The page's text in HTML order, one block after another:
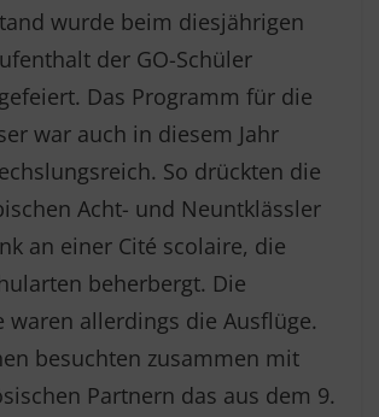
wurde beim diesjährigen
der GO-Schüler
Das Programm für die
war auch in diesem Jahr
So drückten die
Acht- und Neuntklässler
an einer Cité scolaire, die
beherbergt. Die
waren allerdings die Ausflüge.
besuchten zusammen mit
Partnern das aus dem 9.